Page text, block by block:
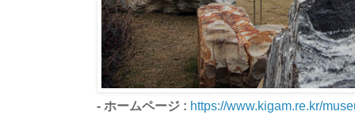
- ホームページ : https://www.kigam.re.kr/